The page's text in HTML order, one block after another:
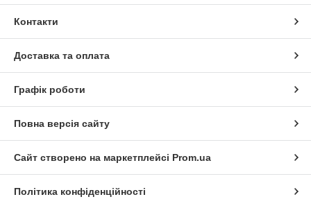
Контакти
Доставка та оплата
Графік роботи
Повна версія сайту
Сайт створено на маркетплейсі Prom.ua
Політика конфіденційності